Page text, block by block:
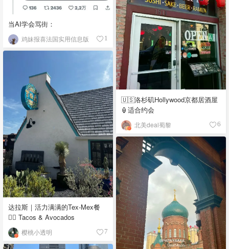
当AI学会骂街：
鸡妹报喜法国实用信息版 1
🇺🇸洛杉矶Hollywood京都居酒屋
🏮适合约会
北美deal蜀黎 6
达拉斯｜活力满满的Tex-Mex餐
👉🏼 Tacos & Avocados
樱桃小透明 7